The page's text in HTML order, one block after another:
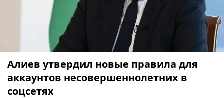
Алиев утвердил новые правила для
аккаунтов несовершеннолетних в
соцсетях